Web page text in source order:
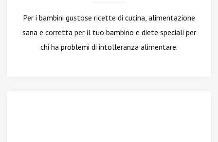
Per i bambini gustose ricette di cucina, alimentazione
sana e corretta per il tuo bambino e diete speciali per
chi ha problemi di intolleranza alimentare.